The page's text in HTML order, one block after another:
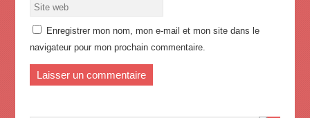
Enregistrer mon nom, mon e-mail et mon site dans le
navigateur pour mon prochain commentaire.